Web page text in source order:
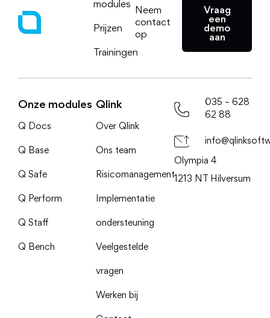
modules
Prijzen
Trainingen
Neem
contact
op
Vraag
een
demo
aan
Onze modules
Q Docs
Q Base
Q Safe
Q Perform
Q Staff
Q Bench
Qlink
Over Qlink
Ons team
Risicomanagement
Implementatie
ondersteuning
Veelgestelde
vragen
Werken bij
035 – 628
62 88
Olympia 4
1213 NT Hilversum